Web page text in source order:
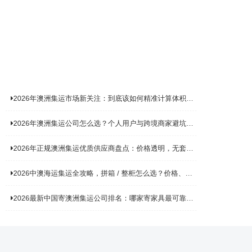
2026年澳洲集运市场新关注：到底该如何精准计算体积重？
2026年澳洲集运公司怎么选？个人用户与跨境商家避坑全攻略
2026年正规澳洲集运优质供应商盘点：价格透明，无套路不踩坑
2026中澳海运集运全攻略，拼箱 / 整柜怎么选？价格、时效、避坑指南
2026最新中国寄澳洲集运公司排名：哪家寄家具最可靠且性价比高？